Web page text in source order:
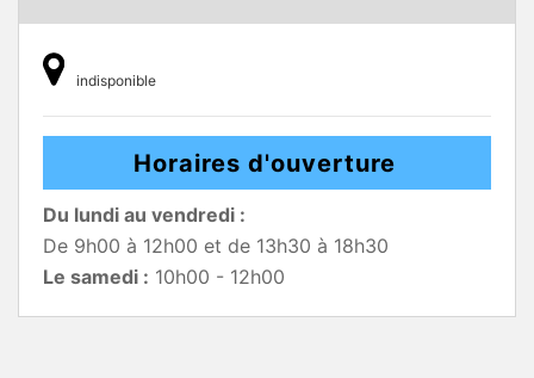
indisponible
Horaires d'ouverture
Du lundi au vendredi :
De 9h00 à 12h00 et de 13h30 à 18h30
Le samedi : 10h00 - 12h00